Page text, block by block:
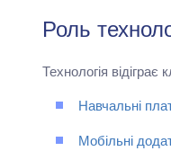
Роль
Технологія
Навчальні
Мобільні